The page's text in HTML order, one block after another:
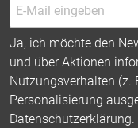
Ja, ich möchte den
und über Aktionen
Nutzungsverhalten (z.
Personalisierung
Datenschutzerklärung.